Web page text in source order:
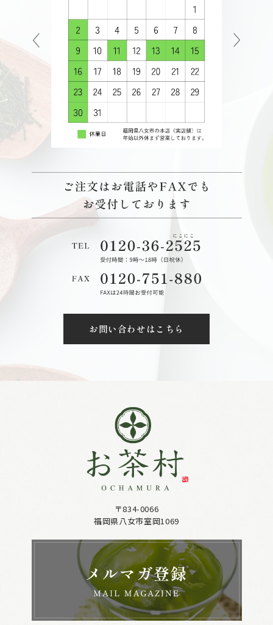
お問い合わせはこちら
〒834-0066
福岡県八女市室岡1069